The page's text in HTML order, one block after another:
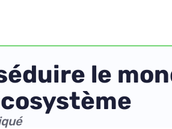
le